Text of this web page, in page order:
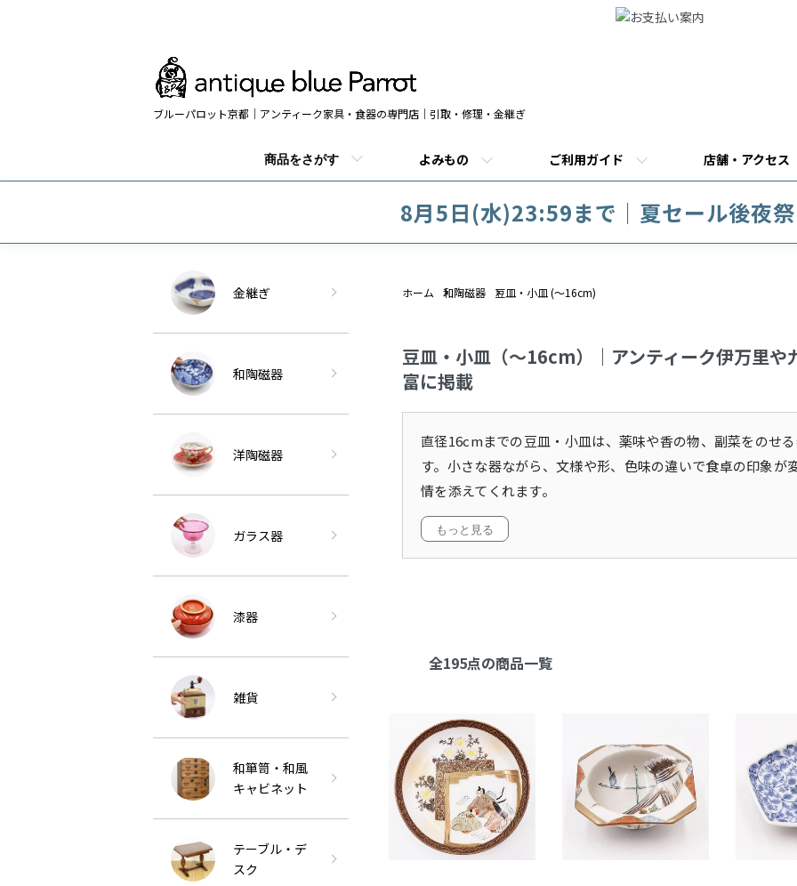
ブルーパロット京都｜アンティーク家具・食器の専門店｜引取・修理・金継ぎ
商品をさがす よみもの ご利用ガイド 店舗・アクセス
8月5日(水)23:59まで｜夏セール後夜祭
ホーム 和陶磁器 豆皿・小皿 (～16cm)
豆皿・小皿（～16cm）｜アンティーク伊万里や
富に掲載
直径16cmまでの豆皿・小皿は、薬味や香の物、副菜をのせ
す。小さな器ながら、文様や形、色味の違いで食卓の印象が
情を添えてくれます。
もっと見る
全195点の商品一覧
金継ぎ
和陶磁器
洋陶磁器
ガラス器
漆器
雑貨
和箪笥・和風
キャビネット
テーブル・デ
スク